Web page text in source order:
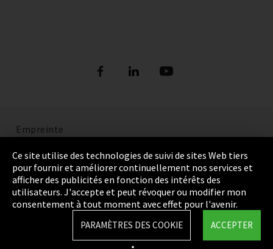
Empreinte
Politique de confidentialité
Cookie Settings
Termes et Conditions
Integrity Line
Ce site utilise des technologies de suivi de sites Web tiers
pour fournir et améliorer continuellement nos services et
afficher des publicités en fonction des intérêts des
utilisateurs. J'accepte et peut révoquer ou modifier mon
consentement à tout moment avec effet pour l'avenir.
ACCEPTER
PARAMÈTRES DES COOKIE